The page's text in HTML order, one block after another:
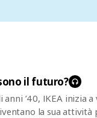
il futuro?
anni ’40, IKEA inizia
la sua